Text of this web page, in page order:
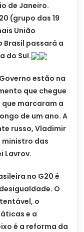
de Janeiro.
(grupo das 19
União
Brasil passará a
do Sul.
estão na
que chegue
que marcaram a
de um ano. A
russo, Vladimir
ministro das
Lavrov.
no G20 é
O
o
e a
é a reforma da